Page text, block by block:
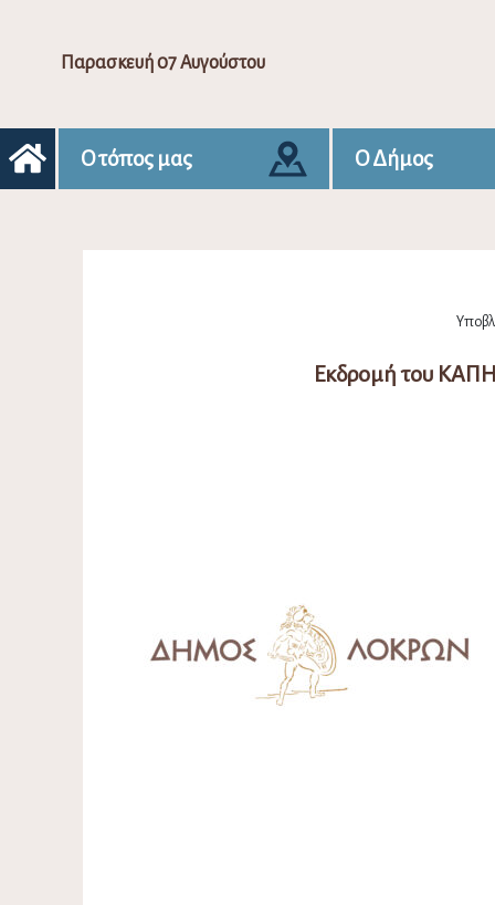
Παρασκευή 07 Αυγούστου
Ο τόπος μας Ο Δήμος
Εκδρομή του